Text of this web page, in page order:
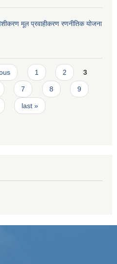
मूल प्रवाहीकरण रणनीतिक योजना
1 2 3
7 8 9
last »